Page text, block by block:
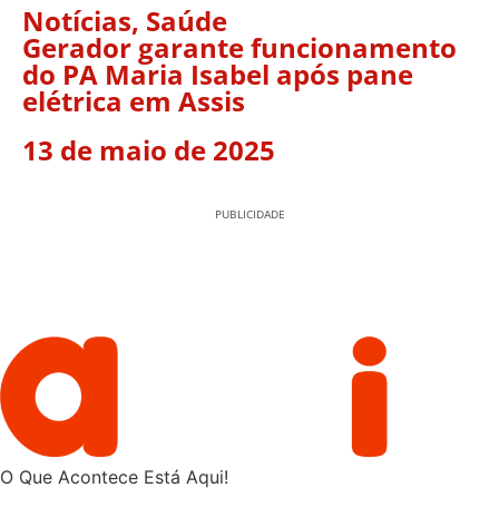
Notícias, Saúde
Gerador garante funcionamento
do PA Maria Isabel após pane
elétrica em Assis
13 de maio de 2025
PUBLICIDADE
O Que Acontece Está Aqui!